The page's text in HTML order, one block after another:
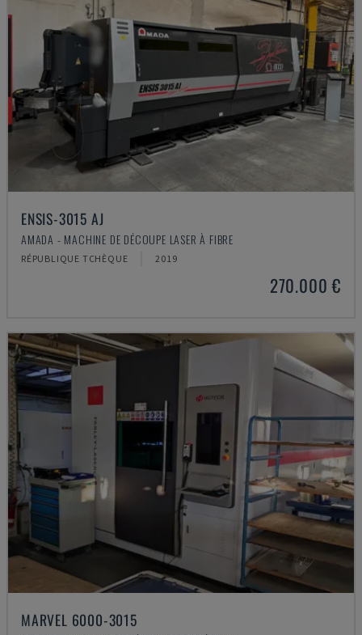
ENSIS-3015 AJ
AMADA - MACHINE DE DÉCOUPE LASER À FIBRE
RÉPUBLIQUE TCHÈQUE 2019
270.000 €
MARVEL 6000-3015